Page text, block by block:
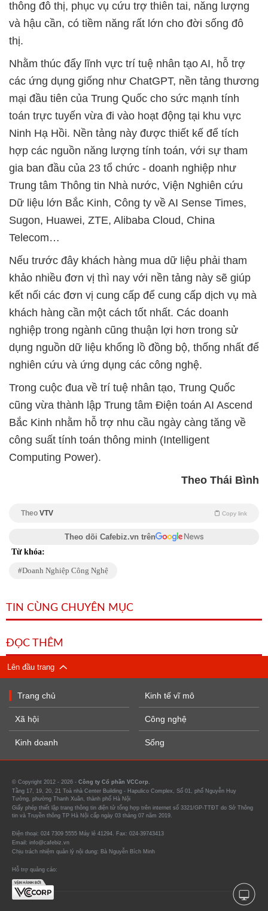
thông đô thị, phục vụ cứu trợ thiên tai, năng lượng
và hậu cần, có tiềm năng rất lớn cho đời sống đô
thị.
Nhằm thúc đẩy lĩnh vực trí tuệ nhân tạo AI, hỗ trợ
các ứng dụng giống như ChatGPT, nền tảng thương
mại đầu tiên của Trung Quốc cho sức mạnh tính
toán trực tuyến vừa đi vào hoạt động tại khu vực
Ninh Hạ Hồi. Nền tảng này được thiết kế để tích
hợp các nguồn năng lượng tính toán, với sự tham
gia ban đầu của 23 tổ chức - doanh nghiệp như
Trung tâm Thông tin Nhà nước, Viện Nghiên cứu
Dữ liệu lớn Bắc Kinh, Công ty về AI Sense Times,
Sugon, Huawei, ZTE, Alibaba Cloud, China
Telecom…
Nếu trước đây khách hàng mua dữ liệu phải tham
khảo nhiều đơn vị thì nay với nền tảng này sẽ giúp
kết nối các đơn vị cung cấp để cung cấp dịch vụ mà
khách hàng cần một cách tốt nhất. Các doanh
nghiệp trong ngành cũng thuận lợi hơn trong sử
dụng nguồn dữ liệu khổng lồ đồng bộ, thống nhất để
nghiên cứu và ứng dụng các công nghệ.
Trong cuộc đua về trí tuệ nhân tạo, Trung Quốc
cũng vừa thành lập Trung tâm Điện toán AI Ascend
Bắc Kinh nhằm hỗ trợ nhu cầu ngày càng tăng về
công suất tính toán thông minh (Intelligent
Computing Power).
Theo Thái Bình
Theo VTV Copy link
Theo dõi Cafebiz.vn trên
Từ khóa:
Doanh Nghiệp Công Nghệ
TIN CÙNG CHUYÊN MỤC
ĐỌC THÊM
Lên đầu trang
Trang chủ
Xã hội
Kinh doanh
Kinh tế vĩ mô
Công nghệ
Sống
© Copyright 2012 - 2026 - Công ty Cổ phần VCCorp.
Tầng 17, 19, 20, 21 Toà nhà Center Building - Hapulico Complex, Số 01, phố Nguyễn Huy
Tưởng, phường Thanh Xuân, thành phố Hà Nội
Giấy phép thiết lập trang thông tin điện tử tổng hợp trên internet số 3321/GP-TTĐT do Sở Thông
tin và Truyền thông TP Hà Nội cấp ngày 03 tháng 07 năm 2019.
Điện thoại: 024 7309 5555 Máy lẻ 41294. Fax: 024-39743413
Email: info@cafebiz.vn
Chịu trách nhiệm quản lý nội dung: Bà Nguyễn Bích Minh
Hỗ trợ quảng cáo: